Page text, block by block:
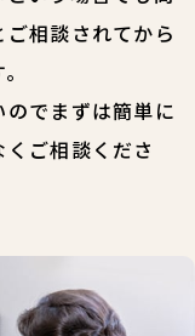
相談されてから
でまずは簡単に
ご相談くださ